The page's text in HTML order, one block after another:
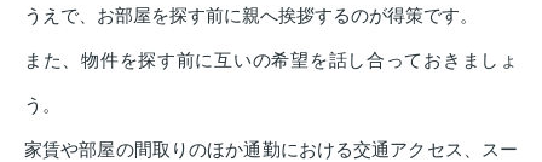
うえで、お部屋を探す前に親へ挨拶するのが得策です。
また、物件を探す前に互いの希望を話し合っておきましょ
う。
家賃や部屋の間取りのほか通勤における交通アクセス、スー